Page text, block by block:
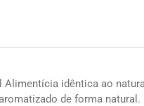
Alimentícia idêntica ao
de forma natural.